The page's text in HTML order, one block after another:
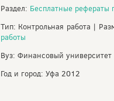
Раздел: Бесплатные
Тип: Контрольная работа |
работы
Вуз: Финансовый университет
Год и город: Уфа 2012